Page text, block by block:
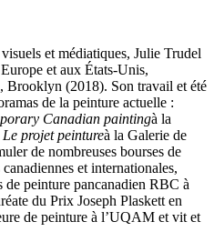
et médiatiques, Julie Trudel
et aux États-Unis,
Brooklyn (2018). Son travail et été
de la peinture actuelle :
Canadian paintingà la
Le projet peintureà la Galerie de
de nombreuses bourses de
et internationales,
peinture pancanadien RBC à
du Prix Joseph Plaskett en
de peinture à l’UQAM et vit et